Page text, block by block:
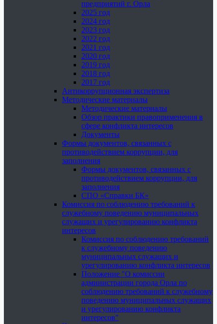
предприятий г. Орла
2025 год
2024 год
2023 год
2022 год
2021 год
2020 год
2019 год
2018 год
2017 год
Антикоррупционная экспертиза
Методические материалы
Методические материалы
Обзор практики правоприменения в
сфере конфликта интересов
Документы
Формы документов, связанных с
противодействием коррупции, для
заполнения
Формы документов, связанных с
противодействием коррупции, для
заполнения
СПО «Справки БК»
Комиссия по соблюдению требований к
служебному поведению муниципальных
служащих и урегулированию конфликта
интересов
Комиссия по соблюдению требований
к служебному поведению
муниципальных служащих и
урегулированию конфликта интересов
Положение "О комиссии
администрации города Орла по
соблюдению требований к служебному
поведению муниципальных служащих
и урегулированию конфликта
интересов"